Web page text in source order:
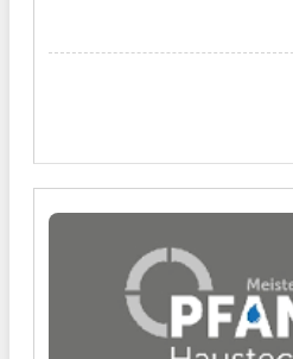
unser Wissen und unsere
sowohl bei privaten als
Unser Erfolgsrezept:
Beratung und